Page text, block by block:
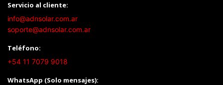
Servicio al cliente:
info@adnsolar.com.ar
soporte@adnsolar.com.ar
Teléfono:
+54 11 7079 9018
WhatsApp (Solo mensajes):